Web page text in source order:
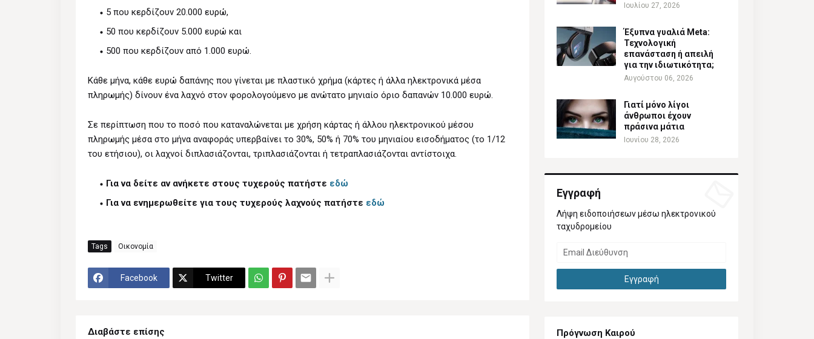
5 που κερδίζουν 20.000 ευρώ,
50 που κερδίζουν 5.000 ευρώ και
500 που κερδίζουν από 1.000 ευρώ.
Κάθε μήνα, κάθε ευρώ δαπάνης που γίνεται με πλαστικό χρήμα (κάρτες ή άλλα ηλεκτρονικά μέσα
πληρωμής) δίνουν ένα λαχνό στον φορολογούμενο με ανώτατο μηνιαίο όριο δαπανών 10.000 ευρώ.
Σε περίπτωση που το ποσό που καταναλώνεται με χρήση κάρτας ή άλλου ηλεκτρονικού μέσου
πληρωμής μέσα στο μήνα αναφοράς υπερβαίνει το 30%, 50% ή 70% του μηνιαίου εισοδήματος (το 1/12
του ετήσιου), οι λαχνοί διπλασιάζονται, τριπλασιάζονται ή τετραπλασιάζονται αντίστοιχα.
Για να δείτε αν ανήκετε στους τυχερούς πατήστε εδώ
Για να ενημερωθείτε για τους τυχερούς λαχνούς πατήστε εδώ
Tags Οικονομία
Facebook Twitter
Διαβάστε επίσης
Ιουλίου 27, 2026
Έξυπνα γυαλιά Meta:
Τεχνολογική
επανάσταση ή απειλή
για την ιδιωτικότητα;
Αυγούστου 06, 2026
Γιατί μόνο λίγοι
άνθρωποι έχουν
πράσινα μάτια
Ιουνίου 28, 2026
Εγγραφή
Λήψη ειδοποιήσεων μέσω ηλεκτρονικού
ταχυδρομείου
Πρόγνωση Καιρού